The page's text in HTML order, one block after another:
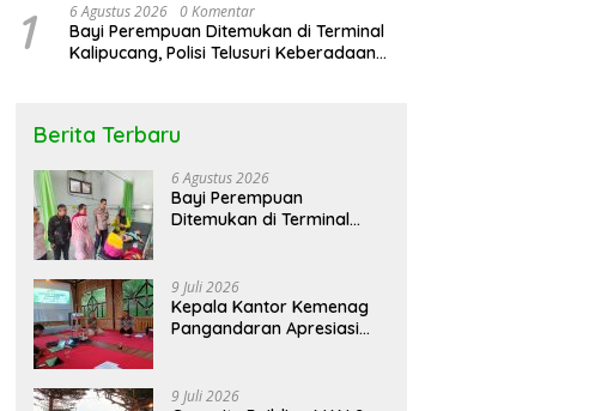
Ngobrol Bareng Seputar
Kesehatan “Stop !! Bahaya
Penggunaan Obat Tanpa
Resep”
Pandega Pangandaran Ajak
Masyarakat Bersatu Dalam
1 6 Agustus 2026 0 Komentar
Bayi Perempuan Ditemukan di Terminal
Kalipucang, Polisi Telusuri Keberadaan
Berita Terbaru
6 Agustus 2026
Bayi Perempuan
Ditemukan di Terminal
9 Juli 2026
Kepala Kantor Kemenag
Pangandaran Apresiasi
Pangandaran, Tekankan
9 Juli 2026